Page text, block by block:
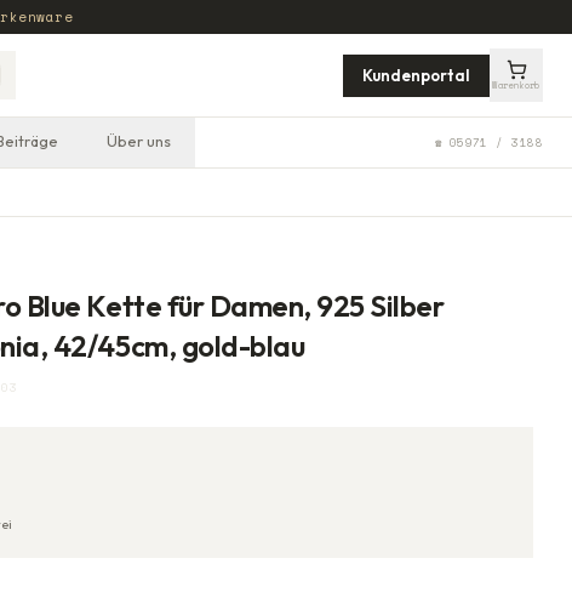
Kundenportal
Warenkorb
Über uns ☎ 05971 / 3188
Blue Kette für Damen, 925 Silber
42/45cm, gold-blau